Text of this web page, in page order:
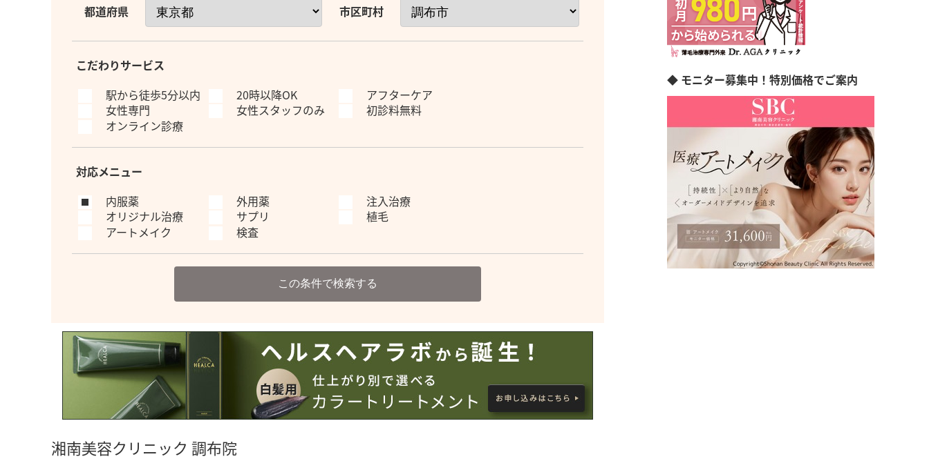
都道府県 市区町村
こだわりサービス
駅から徒歩5分以内
20時以降OK
アフターケア
女性専門
女性スタッフのみ
初診料無料
オンライン診療
対応メニュー
内服薬
外用薬
注入治療
オリジナル治療
サプリ
植毛
アートメイク
検査
この条件で検索する
湘南美容クリニック 調布院
◆ モニター募集中！特別価格でご案内